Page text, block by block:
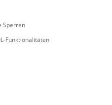
Sperren
Funktionalitäten